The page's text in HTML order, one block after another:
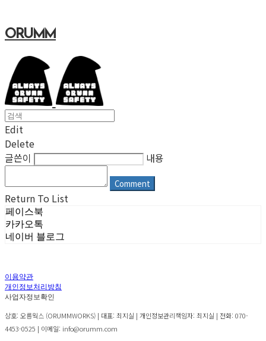
ORUMM
Edit
Delete
글쓴이
내용
Comment
Return To List
페이스북
카카오톡
네이버 블로그
이용약관
개인정보처리방침
사업자정보확인
상호: 오름웍스 (ORUMMWORKS) | 대표: 최지실 | 개인정보관리책임자: 최지실 | 전화: 070-
4453-0525 | 이메일: info@orumm.com